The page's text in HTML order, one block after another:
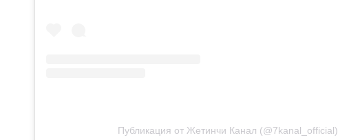
Публикация от Жетинчи Канал (@7kanal_official)